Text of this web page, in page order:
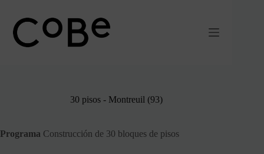
contenido
30 pisos - Montreuil (93)
Programa Construcción de 30 bloques de pisos